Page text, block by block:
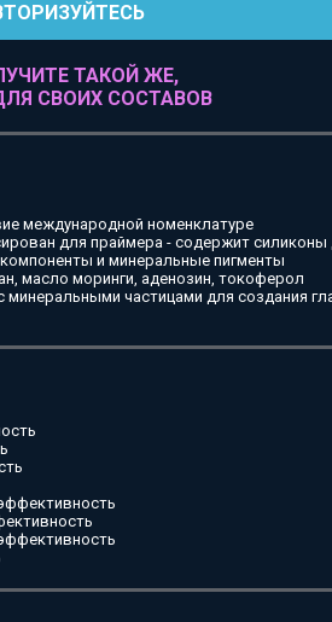
ТАКОЙ ЖЕ,
СВОИХ СОСТАВОВ
международной номенклатуре
для праймера - содержит силиконы
и минеральные пигменты
масло моринги, аденозин, токоферол
минеральными частицами для создания